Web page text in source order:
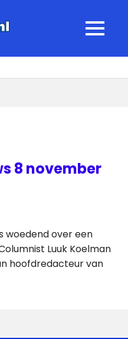
MENU
8 november
woedend over een
Luuk Koelman
hoofdredacteur van